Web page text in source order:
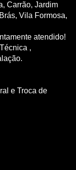
Carrão, Jardim
Vila Formosa,
atendido!
,
e Troca de